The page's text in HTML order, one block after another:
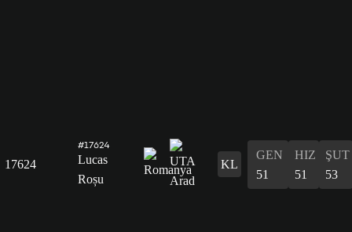
17624
#17624
Lucas
Roșu
KL
GEN
51
HIZ
51
ŞUT
53